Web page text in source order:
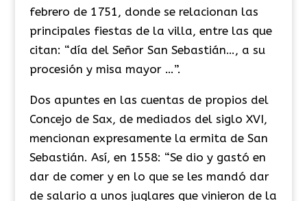
febrero de 1751, donde se relacionan las
principales fiestas de la villa, entre las que
citan: “día del Señor San Sebastián…, a su
procesión y misa mayor …”.
Dos apuntes en las cuentas de propios del
Concejo de Sax, de mediados del siglo XVI,
mencionan expresamente la ermita de San
Sebastián. Así, en 1558: “Se dio y gastó en
dar de comer y en lo que se les mandó dar
de salario a unos juglares que vinieron de la